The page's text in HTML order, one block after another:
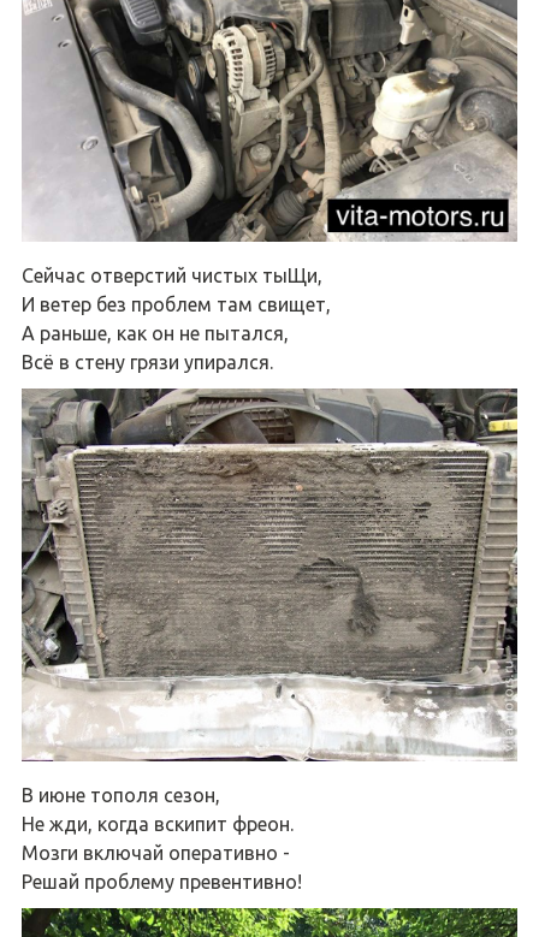
Сейчас отверстий чистых тыЩи,
И ветер без проблем там свищет,
А раньше, как он не пытался,
Всё в стену грязи упирался.
В июне тополя сезон,
Не жди, когда вскипит фреон.
Мозги включай оперативно -
Решай проблему превентивно!